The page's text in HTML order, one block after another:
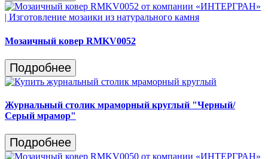
Мозаичный ковер RMKV0052
Подробнее
Журнальный столик мраморный круглый "Черный/
Серый мрамор"
Подробнее